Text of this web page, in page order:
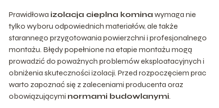
Prawidłowa izolacja cieplna komina wymaga nie
tylko wyboru odpowiednich materiałów, ale także
starannego przygotowania powierzchni i profesjonalnego
montażu. Błędy popełnione na etapie montażu mogą
prowadzić do poważnych problemów eksploatacyjnych i
obniżenia skuteczności izolacji. Przed rozpoczęciem prac
warto zapoznać się z zaleceniami producenta oraz
obowiązującymi normami budowlanymi.